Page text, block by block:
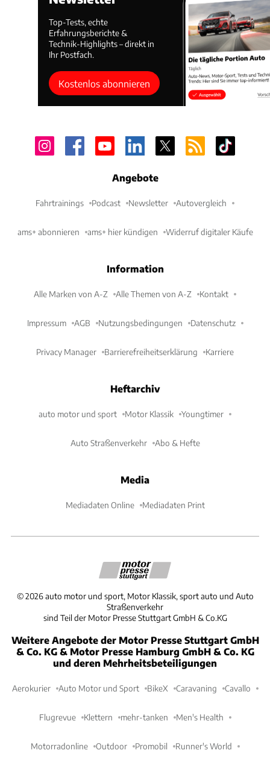
Top-Tests, echte
Erfahrungsberichte &
Technik-Highlights – direkt in
Ihr Postfach.
Kostenlos abonnieren
Angebote
Fahrtrainings Podcast Newsletter Autovergleich
ams+ abonnieren ams+ hier kündigen Widerruf digitaler Käufe
Information
Alle Marken von A-Z Alle Themen von A-Z Kontakt
Impressum AGB Nutzungsbedingungen Datenschutz
Privacy Manager Barrierefreiheitserklärung Karriere
Heftarchiv
auto motor und sport Motor Klassik Youngtimer
Auto Straßenverkehr Abo & Hefte
Media
Mediadaten Online Mediadaten Print
©2026 auto motor und sport, Motor Klassik, sport auto und Auto
Straßenverkehr
sind Teil der Motor Presse Stuttgart GmbH & Co.KG
Weitere Angebote der Motor Presse Stuttgart GmbH
& Co. KG & Motor Presse Hamburg GmbH & Co. KG
und deren Mehrheitsbeteiligungen
Aerokurier Auto Motor und Sport BikeX Caravaning Cavallo
Flugrevue Klettern mehr-tanken Men's Health
Motorradonline Outdoor Promobil Runner's World